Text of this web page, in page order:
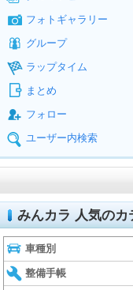
フォトギャラリー
グループ
ラップタイム
まとめ
フォロー
ユーザー内検索
みんカラ 人気のカ
車種別
整備手帳